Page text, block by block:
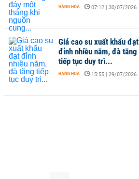
HÀNG HÓA - 07:12 | 30/07/2026
Giá cao su xuất khẩu đạt
đỉnh nhiều năm, đà tăng
tiếp tục duy trì...
HÀNG HÓA - 15:55 | 29/07/2026